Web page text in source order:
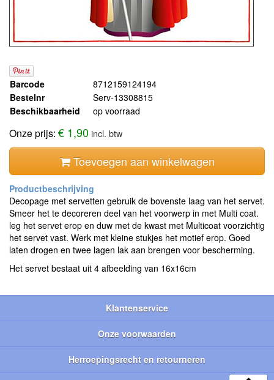
Barcode
8712159124194
Bestelnr
Serv-13308815
Beschikbaarheid
op voorraad
Onze prijs: € 1,90incl. btw
Toevoegen aan winkelwagen
Decopage met servetten gebruik de bovenste laag van het servet.
Smeer het te decoreren deel van het voorwerp in met Multi coat.
leg het servet erop en duw met de kwast met Multicoat voorzichtig
het servet vast. Werk met kleine stukjes het motief erop. Goed
laten drogen en twee lagen lak aan brengen voor bescherming.
Het servet bestaat uit 4 afbeelding van 16x16cm
Klantenservice
Onze voorwaarden
Herroepingsrecht en retourneren